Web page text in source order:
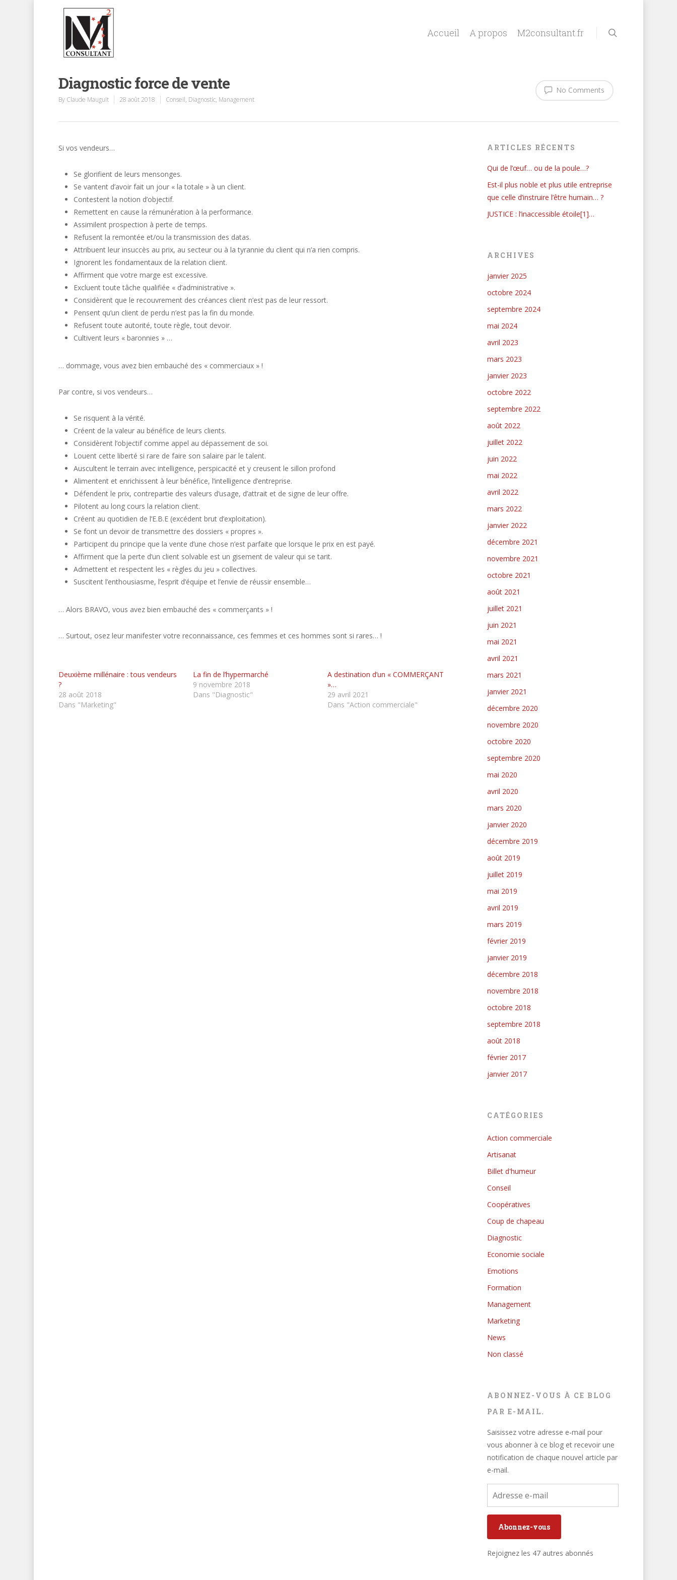
Accueil A propos M2consultant.fr
Diagnostic force de vente
By Claude Mauguit 28 août 2018 Conseil, Diagnostic, Management
No Comments
Si vos vendeurs…
Se glorifient de leurs mensonges.
Se vantent d’avoir fait un jour « la totale » à un client.
Contestent la notion d’objectif.
Remettent en cause la rémunération à la performance.
Assimilent prospection à perte de temps.
Refusent la remontée et/ou la transmission des datas.
Attribuent leur insuccès au prix, au secteur ou à la tyrannie du client qui n’a rien compris.
Ignorent les fondamentaux de la relation client.
Affirment que votre marge est excessive.
Excluent toute tâche qualifiée « d’administrative ».
Considèrent que le recouvrement des créances client n’est pas de leur ressort.
Pensent qu’un client de perdu n’est pas la fin du monde.
Refusent toute autorité, toute règle, tout devoir.
Cultivent leurs « baronnies » …
… dommage, vous avez bien embauché des « commerciaux » !
Par contre, si vos vendeurs…
Se risquent à la vérité.
Créent de la valeur au bénéfice de leurs clients.
Considèrent l’objectif comme appel au dépassement de soi.
Louent cette liberté si rare de faire son salaire par le talent.
Auscultent le terrain avec intelligence, perspicacité et y creusent le sillon profond
Alimentent et enrichissent à leur bénéfice, l’intelligence d’entreprise.
Défendent le prix, contrepartie des valeurs d’usage, d’attrait et de signe de leur offre.
Pilotent au long cours la relation client.
Créent au quotidien de l’E.B.E (excédent brut d’exploitation).
Se font un devoir de transmettre des dossiers « propres ».
Participent du principe que la vente d’une chose n’est parfaite que lorsque le prix en est payé.
Affirment que la perte d’un client solvable est un gisement de valeur qui se tarit.
Admettent et respectent les « règles du jeu » collectives.
Suscitent l’enthousiasme, l’esprit d’équipe et l’envie de réussir ensemble…
… Alors BRAVO, vous avez bien embauché des « commerçants » !
… Surtout, osez leur manifester votre reconnaissance, ces femmes et ces hommes sont si rares… !
Deuxième millénaire : tous vendeurs
?
28 août 2018
Dans "Marketing"
La fin de l’hypermarché
9 novembre 2018
Dans "Diagnostic"
A destination d’un « COMMERÇANT
»…
29 avril 2021
Dans "Action commerciale"
ARTICLES RÉCENTS
Qui de l’œuf… ou de la poule…?
Est-il plus noble et plus utile entreprise
que celle d’instruire l’être humain… ?
JUSTICE : l’inaccessible étoile[1]…
ARCHIVES
janvier 2025
octobre 2024
septembre 2024
mai 2024
avril 2023
mars 2023
janvier 2023
octobre 2022
septembre 2022
août 2022
juillet 2022
juin 2022
mai 2022
avril 2022
mars 2022
janvier 2022
décembre 2021
novembre 2021
octobre 2021
août 2021
juillet 2021
juin 2021
mai 2021
avril 2021
mars 2021
janvier 2021
décembre 2020
novembre 2020
octobre 2020
septembre 2020
mai 2020
avril 2020
mars 2020
janvier 2020
décembre 2019
août 2019
juillet 2019
mai 2019
avril 2019
mars 2019
février 2019
janvier 2019
décembre 2018
novembre 2018
octobre 2018
septembre 2018
août 2018
février 2017
janvier 2017
CATÉGORIES
Action commerciale
Artisanat
Billet d'humeur
Conseil
Coopératives
Coup de chapeau
Diagnostic
Economie sociale
Emotions
Formation
Management
Marketing
News
Non classé
ABONNEZ-VOUS À CE BLOG
PAR E-MAIL.
Saisissez votre adresse e-mail pour
vous abonner à ce blog et recevoir une
notification de chaque nouvel article par
e-mail.
mail
Abonnez-vous
Rejoignez les 47 autres abonnés